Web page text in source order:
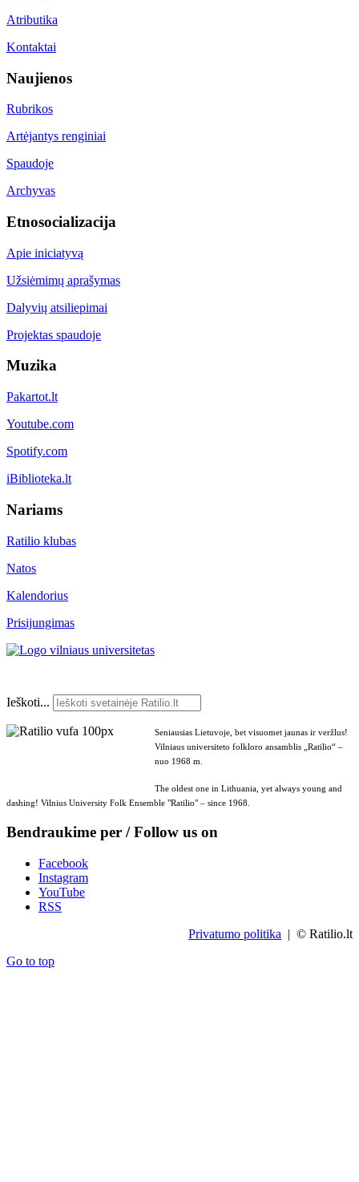
Atributika
Kontaktai
Naujienos
Rubrikos
Artėjantys renginiai
Spaudoje
Archyvas
Etnosocializacija
Apie iniciatyvą
Užsiėmimų aprašymas
Dalyvių atsiliepimai
Projektas spaudoje
Muzika
Pakartot.lt
Youtube.com
Spotify.com
iBiblioteka.lt
Nariams
Ratilio klubas
Natos
Kalendorius
Prisijungimas
Ieškoti...
Seniausias Lietuvoje, bet visuomet jaunas ir veržlus!
Vilniaus universiteto folkloro ansamblis „Ratilio“ –
nuo 1968 m.
The oldest one in Lithuania, yet always young and
dashing! Vilnius University Folk Ensemble "Ratilio" – since 1968.
Bendraukime per / Follow us on
Facebook
Instagram
YouTube
RSS
Privatumo politika | © Ratilio.lt
Go to top